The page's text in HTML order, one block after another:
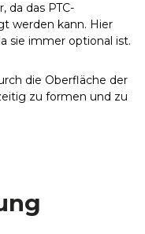
da das PTC-
werden kann. Hier
sie immer optional ist.
die Oberfläche der
zu formen und zu
Für ein perfektes